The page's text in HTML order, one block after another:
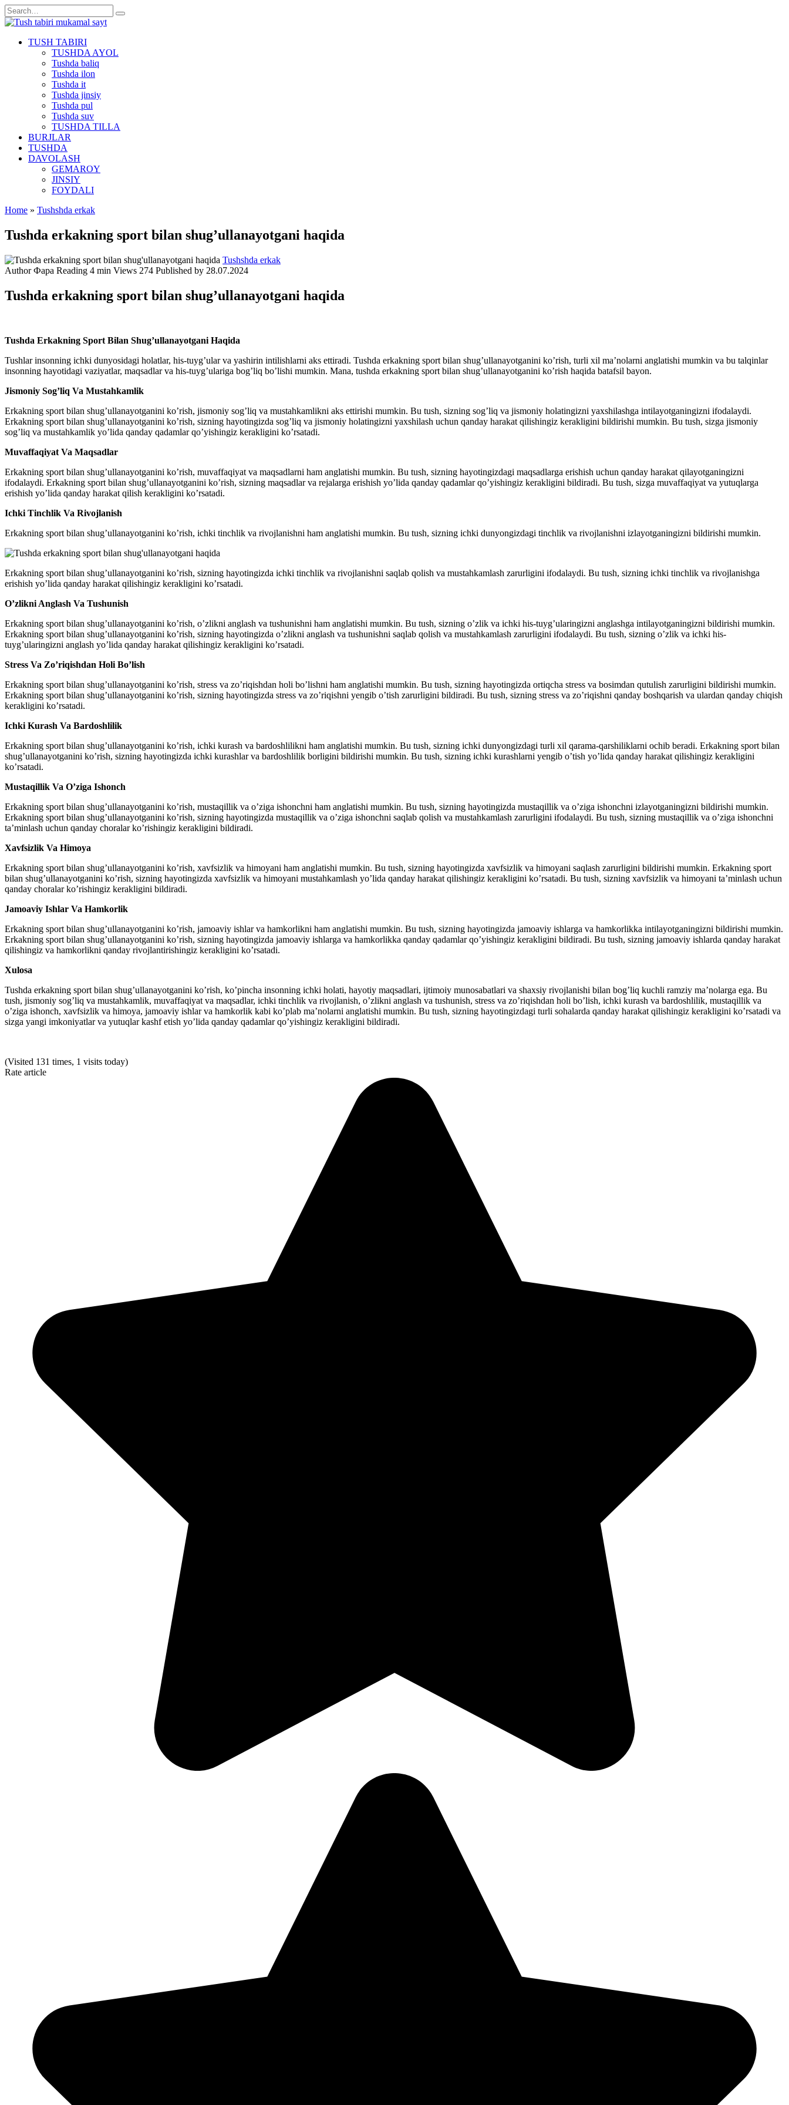
Skip
to
Search
for:
TUSH TABIRI
TUSHDA AYOL
Tushda baliq
Tushda ilon
Tushda it
Tushda jinsiy
Tushda pul
Tushda suv
TUSHDA TILLA
BURJLAR
TUSHDA
DAVOLASH
GEMAROY
JINSIY
FOYDALI
Home » Tushshda erkak
Tushda erkakning sport bilan shug’ullanayotgani haqida
Tushshda erkak
Author Фара Reading 4 min Views 274 Published by 28.07.2024
Tushda erkakning sport bilan shug’ullanayotgani haqida
Tushda Erkakning Sport Bilan Shug’ullanayotgani Haqida
Tushlar insonning ichki dunyosidagi holatlar, his-tuyg’ular va yashirin intilishlarni aks ettiradi. Tushda erkakning sport bilan shug’ullanayotganini ko’rish, turli xil ma’nolarni anglatishi mumkin va bu talqinlar
insonning hayotidagi vaziyatlar, maqsadlar va his-tuyg’ulariga bog’liq bo’lishi mumkin. Mana, tushda erkakning sport bilan shug’ullanayotganini ko’rish haqida batafsil bayon.
Jismoniy Sog’liq Va Mustahkamlik
Erkakning sport bilan shug’ullanayotganini ko’rish, jismoniy sog’liq va mustahkamlikni aks ettirishi mumkin. Bu tush, sizning sog’liq va jismoniy holatingizni yaxshilashga intilayotganingizni ifodalaydi.
Erkakning sport bilan shug’ullanayotganini ko’rish, sizning hayotingizda sog’liq va jismoniy holatingizni yaxshilash uchun qanday harakat qilishingiz kerakligini bildirishi mumkin. Bu tush, sizga jismoniy
sog’liq va mustahkamlik yo’lida qanday qadamlar qo’yishingiz kerakligini ko’rsatadi.
Muvaffaqiyat Va Maqsadlar
Erkakning sport bilan shug’ullanayotganini ko’rish, muvaffaqiyat va maqsadlarni ham anglatishi mumkin. Bu tush, sizning hayotingizdagi maqsadlarga erishish uchun qanday harakat qilayotganingizni
ifodalaydi. Erkakning sport bilan shug’ullanayotganini ko’rish, sizning maqsadlar va rejalarga erishish yo’lida qanday qadamlar qo’yishingiz kerakligini bildiradi. Bu tush, sizga muvaffaqiyat va yutuqlarga
erishish yo’lida qanday harakat qilish kerakligini ko’rsatadi.
Ichki Tinchlik Va Rivojlanish
Erkakning sport bilan shug’ullanayotganini ko’rish, ichki tinchlik va rivojlanishni ham anglatishi mumkin. Bu tush, sizning ichki dunyongizdagi tinchlik va rivojlanishni izlayotganingizni bildirishi mumkin.
Erkakning sport bilan shug’ullanayotganini ko’rish, sizning hayotingizda ichki tinchlik va rivojlanishni saqlab qolish va mustahkamlash zarurligini ifodalaydi. Bu tush, sizning ichki tinchlik va rivojlanishga
erishish yo’lida qanday harakat qilishingiz kerakligini ko’rsatadi.
O’zlikni Anglash Va Tushunish
Erkakning sport bilan shug’ullanayotganini ko’rish, o’zlikni anglash va tushunishni ham anglatishi mumkin. Bu tush, sizning o’zlik va ichki his-tuyg’ularingizni anglashga intilayotganingizni bildirishi mumkin.
Erkakning sport bilan shug’ullanayotganini ko’rish, sizning hayotingizda o’zlikni anglash va tushunishni saqlab qolish va mustahkamlash zarurligini ifodalaydi. Bu tush, sizning o’zlik va ichki his-
tuyg’ularingizni anglash yo’lida qanday harakat qilishingiz kerakligini ko’rsatadi.
Stress Va Zo’riqishdan Holi Bo’lish
Erkakning sport bilan shug’ullanayotganini ko’rish, stress va zo’riqishdan holi bo’lishni ham anglatishi mumkin. Bu tush, sizning hayotingizda ortiqcha stress va bosimdan qutulish zarurligini bildirishi mumkin.
Erkakning sport bilan shug’ullanayotganini ko’rish, sizning hayotingizda stress va zo’riqishni yengib o’tish zarurligini bildiradi. Bu tush, sizning stress va zo’riqishni qanday boshqarish va ulardan qanday chiqish
kerakligini ko’rsatadi.
Ichki Kurash Va Bardoshlilik
Erkakning sport bilan shug’ullanayotganini ko’rish, ichki kurash va bardoshlilikni ham anglatishi mumkin. Bu tush, sizning ichki dunyongizdagi turli xil qarama-qarshiliklarni ochib beradi. Erkakning sport bilan
shug’ullanayotganini ko’rish, sizning hayotingizda ichki kurashlar va bardoshlilik borligini bildirishi mumkin. Bu tush, sizning ichki kurashlarni yengib o’tish yo’lida qanday harakat qilishingiz kerakligini
ko’rsatadi.
Mustaqillik Va O’ziga Ishonch
Erkakning sport bilan shug’ullanayotganini ko’rish, mustaqillik va o’ziga ishonchni ham anglatishi mumkin. Bu tush, sizning hayotingizda mustaqillik va o’ziga ishonchni izlayotganingizni bildirishi mumkin.
Erkakning sport bilan shug’ullanayotganini ko’rish, sizning hayotingizda mustaqillik va o’ziga ishonchni saqlab qolish va mustahkamlash zarurligini ifodalaydi. Bu tush, sizning mustaqillik va o’ziga ishonchni
ta’minlash uchun qanday choralar ko’rishingiz kerakligini bildiradi.
Xavfsizlik Va Himoya
Erkakning sport bilan shug’ullanayotganini ko’rish, xavfsizlik va himoyani ham anglatishi mumkin. Bu tush, sizning hayotingizda xavfsizlik va himoyani saqlash zarurligini bildirishi mumkin. Erkakning sport
bilan shug’ullanayotganini ko’rish, sizning hayotingizda xavfsizlik va himoyani mustahkamlash yo’lida qanday harakat qilishingiz kerakligini ko’rsatadi. Bu tush, sizning xavfsizlik va himoyani ta’minlash uchun
qanday choralar ko’rishingiz kerakligini bildiradi.
Jamoaviy Ishlar Va Hamkorlik
Erkakning sport bilan shug’ullanayotganini ko’rish, jamoaviy ishlar va hamkorlikni ham anglatishi mumkin. Bu tush, sizning hayotingizda jamoaviy ishlarga va hamkorlikka intilayotganingizni bildirishi mumkin.
Erkakning sport bilan shug’ullanayotganini ko’rish, sizning hayotingizda jamoaviy ishlarga va hamkorlikka qanday qadamlar qo’yishingiz kerakligini bildiradi. Bu tush, sizning jamoaviy ishlarda qanday harakat
qilishingiz va hamkorlikni qanday rivojlantirishingiz kerakligini ko’rsatadi.
Xulosa
Tushda erkakning sport bilan shug’ullanayotganini ko’rish, ko’pincha insonning ichki holati, hayotiy maqsadlari, ijtimoiy munosabatlari va shaxsiy rivojlanishi bilan bog’liq kuchli ramziy ma’nolarga ega. Bu
tush, jismoniy sog’liq va mustahkamlik, muvaffaqiyat va maqsadlar, ichki tinchlik va rivojlanish, o’zlikni anglash va tushunish, stress va zo’riqishdan holi bo’lish, ichki kurash va bardoshlilik, mustaqillik va
o’ziga ishonch, xavfsizlik va himoya, jamoaviy ishlar va hamkorlik kabi ko’plab ma’nolarni anglatishi mumkin. Bu tush, sizning hayotingizdagi turli sohalarda qanday harakat qilishingiz kerakligini ko’rsatadi va
sizga yangi imkoniyatlar va yutuqlar kashf etish yo’lida qanday qadamlar qo’yishingiz kerakligini bildiradi.
(Visited 131 times, 1 visits today)
Rate article